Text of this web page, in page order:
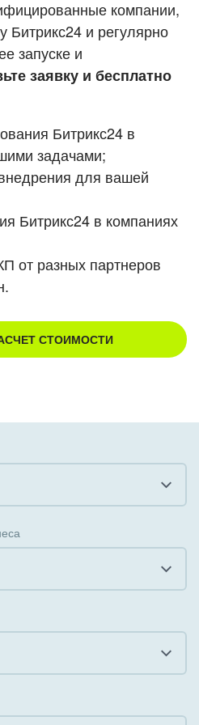
ВХОД
ВХОД
видеокейсы
компании,
Битрикс24 и регулярно
запуске и
заявку и бесплатно
Битрикс24 в
задачами;
для вашей
Битрикс24 в компаниях
от разных партнеров
СТОИМОСТИ
ЖКХ